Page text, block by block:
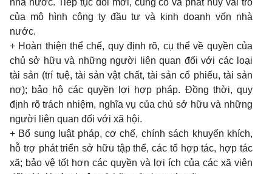
nhà nước. Tiếp tục đổi mới, củng cố và phát huy vai trò
của mô hình công ty đầu tư và kinh doanh vốn nhà
nước.
+ Hoàn thiện thể chế, quy định rõ, cụ thể về quyền của
chủ sở hữu và những người liên quan đối với các loại
tài sản (trí tuệ, tài sản vật chất, tài sản cổ phiếu, tài sản
nợ); bảo hộ các quyền lợi hợp pháp. Ðồng thời, quy
định rõ trách nhiệm, nghĩa vụ của chủ sở hữu và những
người liên quan đối với xã hội.
+ Bổ sung luật pháp, cơ chế, chính sách khuyến khích,
hỗ trợ phát triển sở hữu tập thể, các tổ hợp tác, hợp tác
xã; bảo vệ tốt hơn các quyền và lợi ích của các xã viên